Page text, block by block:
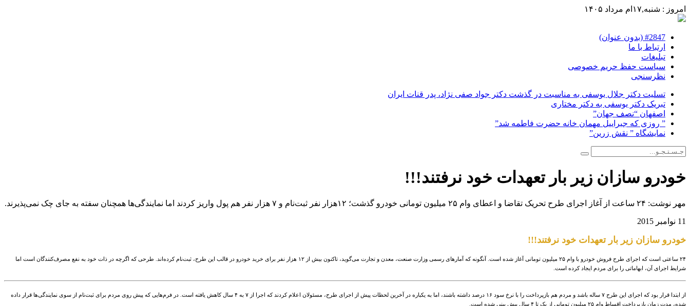
امروز : شنبه,۱۷ام مرداد ۱۴۰۵
#2847 (بدون عنوان)
ارتباط با ما
تبلیغات
سیاست حفظ حریم خصوصی
نظرسنجی
تسلیت دکتر جلال یوسفی به مناسبت در گذشت دکتر جواد صفی نژاد، پدر قنات ایران
تبریک دکتر یوسفی به دکتر مختاری
اصفهان “نصف جهان”
” روزی که جبراییل مهمان خانه حضرت فاطمه شد”
نمایشگاه ” نقش زرین”
خودرو سازان زیر بار تعهدات خود نرفتند!!!
مهر نوشت: ۲۴ ساعت از آغاز اجرای طرح تحریک تقاضا و اعطای وام ۲۵ میلیون تومانی خودرو گذشت؛ ۱۲هزار نفر ثبت‌نام و ۷ هزار نفر هم پول واریز کردند اما نمایندگی‌ها همچنان سفته به جای چک نمی‌پذیرند.
11 نوامبر 2015
خودرو سازان زیر بار تعهدات خود نرفتند!!!
۲۴ ساعتی است که اجرای طرح فروش خودرو با وام ۲۵ میلیون تومانی آغاز شده است. آنگونه که آمارهای رسمی وزارت صنعت، معدن و تجارت می‌گوید، تاکنون بیش از ۱۲ هزار نفر برای خرید خودرو در قالب این طرح، ثبت‌نام کرده‌اند. طرحی که اگرچه در ذات خود به نفع مصرف‌کنندگان است اما
شرایط اجرای آن، ابهاماتی را برای مردم ایجاد کرده است.
از ابتدا قرار بود که اجرای این طرح ۷ ساله باشد و مردم هم بازپرداخت را با نرخ سود ۱۶ درصد داشته باشند، اما به یکباره در آخرین لحظات پیش از اجرای طرح، مسئولان اعلام کردند که اجرا از ۷ به ۴ سال کاهش یافته است. در فرم‌هایی که پیش روی مردم برای ثبت‌نام از سوی نمایندگی‌ها قرار داده
شده، مدت زمان بازپرداخت اقساط وام ۲۵ میلیون تومانی از یک تا ۴ سال پیش بینی شده است.